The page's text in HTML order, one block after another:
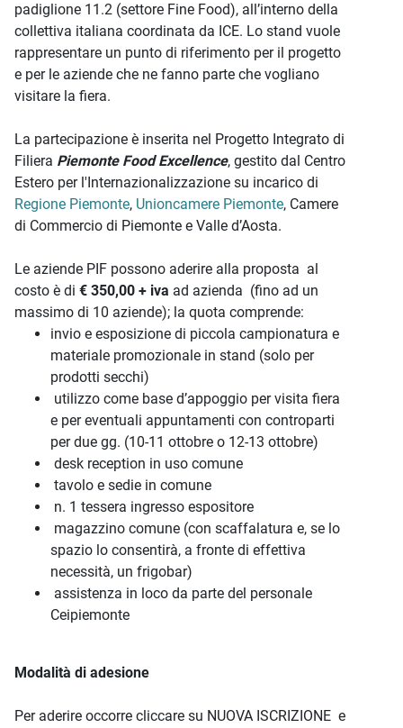
padiglione 11.2 (settore Fine Food), all’interno della
collettiva italiana coordinata da ICE. Lo stand vuole
rappresentare un punto di riferimento per il progetto
e per le aziende che ne fanno parte che vogliano
visitare la fiera.
La partecipazione è inserita nel Progetto Integrato di
Filiera Piemonte Food Excellence, gestito dal Centro
Estero per l'Internazionalizzazione su incarico di
Regione Piemonte, Unioncamere Piemonte, Camere
di Commercio di Piemonte e Valle d’Aosta.
Le aziende PIF possono aderire alla proposta al
costo è di € 350,00 + iva ad azienda (fino ad un
massimo di 10 aziende); la quota comprende:
invio e esposizione di piccola campionatura e
materiale promozionale in stand (solo per
prodotti secchi)
utilizzo come base d’appoggio per visita fiera
e per eventuali appuntamenti con controparti
per due gg. (10-11 ottobre o 12-13 ottobre)
desk reception in uso comune
tavolo e sedie in comune
n. 1 tessera ingresso espositore
magazzino comune (con scaffalatura e, se lo
spazio lo consentirà, a fronte di effettiva
necessità, un frigobar)
assistenza in loco da parte del personale
Ceipiemonte
Modalità di adesione
Per aderire occorre cliccare su NUOVA ISCRIZIONE e